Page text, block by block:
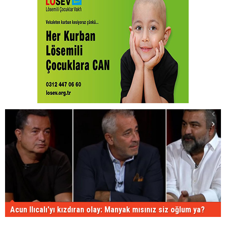
Acun Ilıcalı'yı kızdıran olay: Manyak mısınız siz oğlum ya?